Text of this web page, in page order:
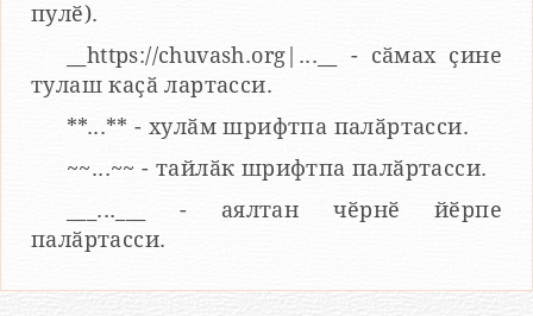
пулӗ).
__https://chuvash.org|...__ - сӑмах ҫине
тулаш каҫӑ лартасси.
**...** - хулӑм шрифтпа палӑртасси.
~~...~~ - тайлӑк шрифтпа палӑртасси.
___...___ - аялтан чӗрнӗ йӗрпе
палӑртасси.